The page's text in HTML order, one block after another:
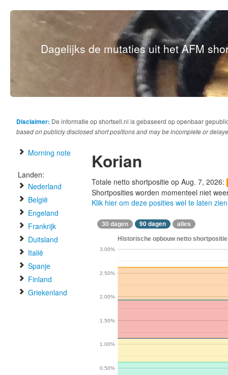
Dagelijks de mutaties uit het AFM
Disclaimer: De informatie op shortsell.nl is gebaseerd op openbaar
based on publicly disclosed short positions and may be incomplete or
Morning note
Landen:
Nederland
België
Engeland
Frankrijk
Duitsland
Italië
Spanje
Finland
Griekenland
Korian
Totale netto shortpositie op Aug. 7, 2026:
Shortposities worden momenteel niet
Klik hier om deze posities wel te laten zien
30 dagen 90 dagen alles
Historische opbouw netto
0.50%
1.00%
1.50%
2.00%
2.50%
3.00%